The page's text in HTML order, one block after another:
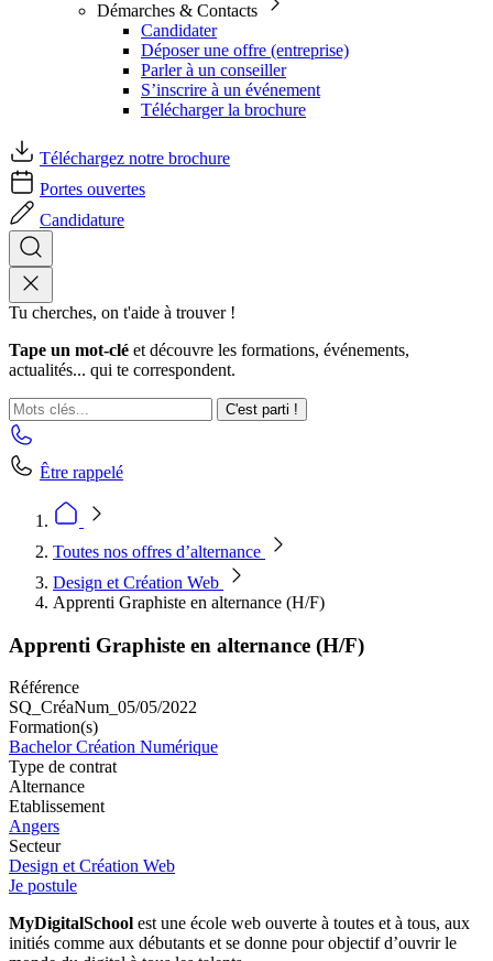
Démarches & Contacts
Candidater
Déposer une offre (entreprise)
Parler à un conseiller
S’inscrire à un événement
Télécharger la brochure
Téléchargez notre brochure
Portes ouvertes
Candidature
Tu cherches, on t'aide à trouver !
Tape un mot-clé et découvre les formations, événements,
actualités... qui te correspondent.
C'est parti !
Être rappelé
Toutes nos offres d’alternance
Design et Création Web
Apprenti Graphiste en alternance (H/F)
Apprenti Graphiste en alternance (H/F)
Référence
SQ_CréaNum_05/05/2022
Formation(s)
Bachelor Création Numérique
Type de contrat
Alternance
Etablissement
Angers
Secteur
Design et Création Web
Je postule
MyDigitalSchool est une école web ouverte à toutes et à tous, aux
initiés comme aux débutants et se donne pour objectif d’ouvrir le